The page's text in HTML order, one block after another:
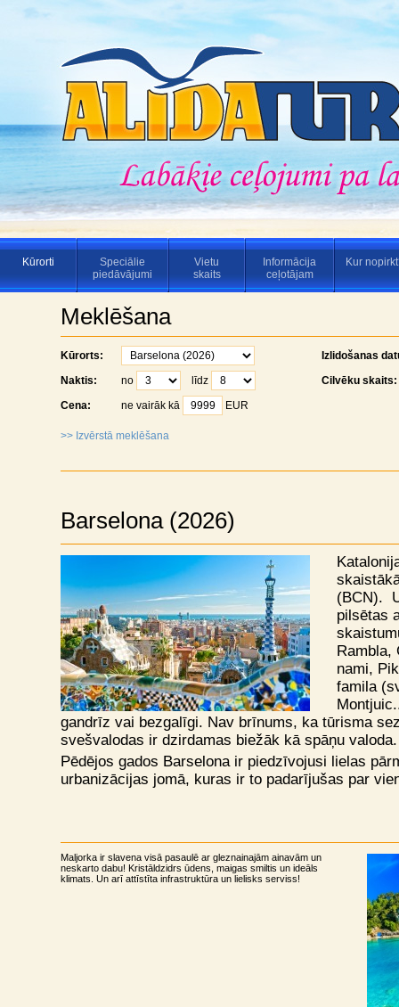
Kūrorti
Speciālie
piedāvājumi
Vietu
skaits
Informācija
ceļotājam
Kur
Meklēšana
Kūrorts:
Naktis:
no
līdz
Cena:
ne vairāk kā EUR
>> Izvērstā meklēšana
Izlidošanas
Cilvēku skaits:
Barselona (2026)
(BCN).
pilsētas
Rambla,
nami,
famila
gandrīz vai bezgalīgi. Nav brīnums, ka tūrisma
svešvalodas ir dzirdamas biežāk kā spāņu valoda.
Pēdējos gados Barselona ir piedzīvojusi lielas
urbanizācijas jomā, kuras ir to padarījušas par
Maljorka ir slavena visā pasaulē ar gleznainajām ainavām un
neskarto dabu! Kristāldzidrs ūdens, maigas smiltis un ideāls
klimats. Un arī attīstīta infrastruktūra un lielisks serviss!